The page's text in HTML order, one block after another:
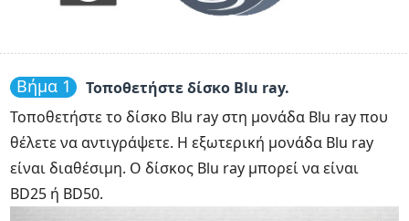
Βήμα 1
Τοποθετήστε δίσκο Blu ray.
Τοποθετήστε το δίσκο Blu ray στη μονάδα Blu ray που
θέλετε να αντιγράψετε. Η εξωτερική μονάδα Blu ray
είναι διαθέσιμη. Ο δίσκος Blu ray μπορεί να είναι
BD25 ή BD50.